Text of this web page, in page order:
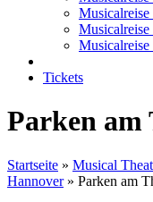
Musicalreise
Tickets
Parken am
Startseite » Musical
Hannover» Parken am